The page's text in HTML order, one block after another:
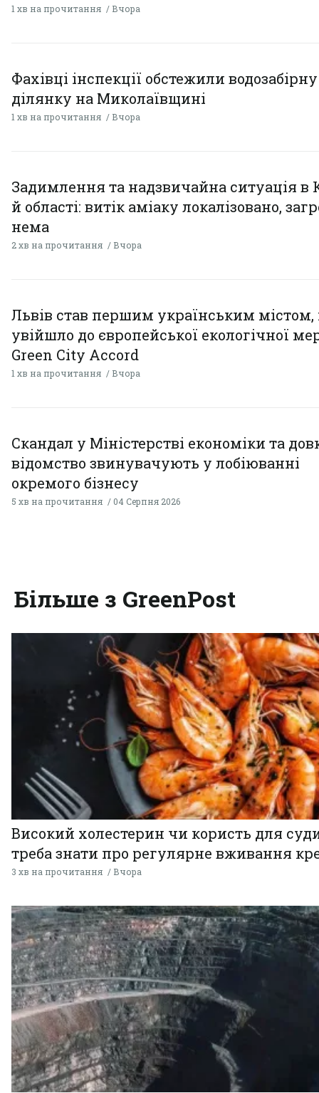
1 хв на прочитання Вчора
Фахівці інспекції обстежили водозабірну
ділянку на Миколаївщині
1 хв на прочитання Вчора
Задимлення та надзвичайна ситуація в
й області: витік аміаку локалізовано,
нема
2 хв на прочитання Вчора
Львів став першим українським
увійшло до європейської екологічної
Green City Accord
1 хв на прочитання Вчора
Скандал у Міністерстві економіки та
відомство звинувачують у лобіюванні
окремого бізнесу
5 хв на прочитання 04 Серпня 2026
Більше з GreenPost
Високий холестерин чи користь для
треба знати про регулярне вживання
3 хв на прочитання Вчора